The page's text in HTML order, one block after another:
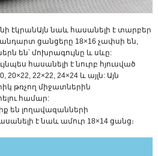
էկրանԱյն նաև հասանելի է տարբեր
ցանցերը 18×16 չափսի են,
են՝ մոխրագույնը և սևը:
հասանելի է նուրբ հյուսված
22×22, 24×24 և այլն: Այն
թռչող միջատներին
համար:
են լողավազանների
է նաև ամուր 18×14 ցանց։